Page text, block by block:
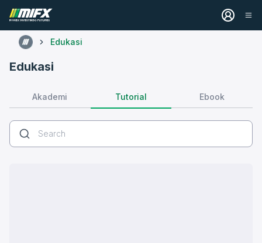
Edukasi
Edukasi
Akademi Tutorial Ebook